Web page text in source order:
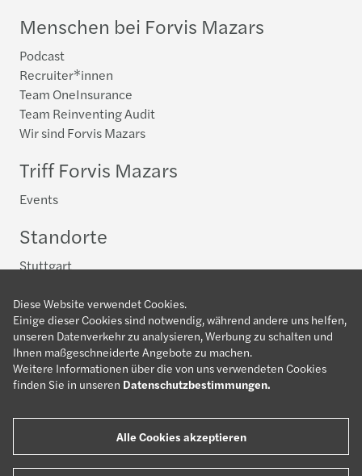
Menschen bei Forvis Mazars
Podcast
Recruiter*innen
Team OneInsurance
Team Reinventing Audit
Wir sind Forvis Mazars
Triff Forvis Mazars
Events
Standorte
Stuttgart
Dein Einstieg in die Steuerberatung
Allgemein
Advisory
Compliance
Future Tax
Diese Website verwendet Cookies.
Einige dieser Cookies sind notwendig, während andere uns helfen,
unseren Datenverkehr zu analysieren, Werbung zu schalten und
Ihnen maßgeschneiderte Angebote zu machen.
Weitere Informationen über die von uns verwendeten Cookies
finden Sie in unseren Datenschutzbestimmungen.
Alle Cookies akzeptieren